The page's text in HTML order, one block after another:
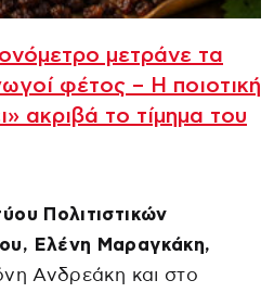
μετράνε τα
φέτος – Η ποιοτική
ακριβά το τίμημα του
Πολιτιστικών
Ελένη Μαραγκάκη,
Ανδρεάκη και στο